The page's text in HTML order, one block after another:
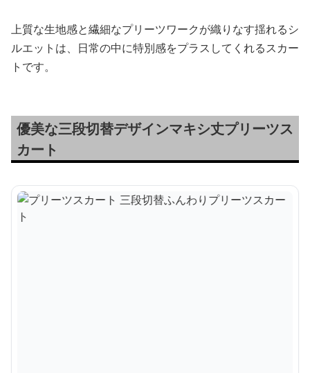
上質な生地感と繊細なプリーツワークが織りなす揺れるシ
ルエットは、日常の中に特別感をプラスしてくれるスカー
トです。
優美な三段切替デザインマキシ丈プリーツス
カート